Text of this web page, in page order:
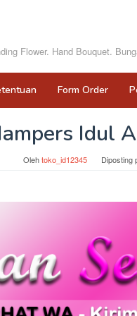
Flower. Hand Bouquet.
Form Order
Idul
Olehtoko_id12345 Diposting